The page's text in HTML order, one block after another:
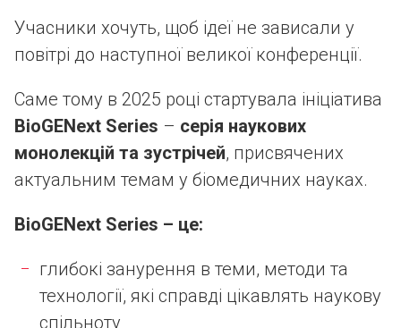
Учасники хочуть, щоб ідеї не зависали у
повітрі до наступної великої конференції.
Саме тому в 2025 році стартувала ініціатива
BioGENext Series – серія наукових
монолекцій та зустрічей, присвячених
актуальним темам у біомедичних науках.
BioGENext Series – це:
глибокі занурення в теми, методи та
технології, які справді цікавлять наукову
спільноту